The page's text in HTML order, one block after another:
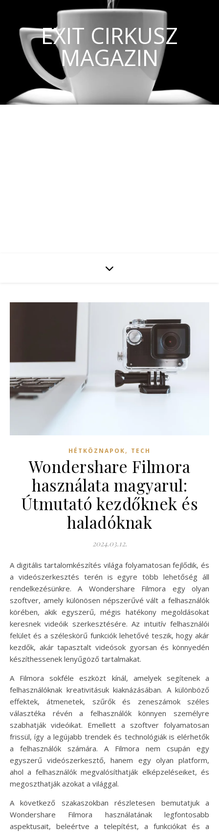
EXIT CIRKUSZ
MAGAZIN
HÉTKÖZNAPOK, TECH
Wondershare Filmora
használata magyarul:
Útmutató kezdőknek és
haladóknak
2024.03.12.
A digitális tartalomkészítés világa folyamatosan fejlődik, és
a videószerkesztés terén is egyre több lehetőség áll
rendelkezésünkre. A Wondershare Filmora egy olyan
szoftver, amely különösen népszerűvé vált a felhasználók
körében, akik egyszerű, mégis hatékony megoldásokat
keresnek videóik szerkesztésére. Az intuitív felhasználói
felület és a széleskörű funkciók lehetővé teszik, hogy akár
kezdők, akár tapasztalt videósok gyorsan és könnyedén
készíthessenek lenyűgöző tartalmakat.
A Filmora sokféle eszközt kínál, amelyek segítenek a
felhasználóknak kreativitásuk kiaknázásában. A különböző
effektek, átmenetek, szűrők és zeneszámok széles
választéka révén a felhasználók könnyen személyre
szabhatják videóikat. Emellett a szoftver folyamatosan
frissül, így a legújabb trendek és technológiák is elérhetők
a felhasználók számára. A Filmora nem csupán egy
egyszerű videószerkesztő, hanem egy olyan platform,
ahol a felhasználók megvalósíthatják elképzeléseiket, és
megoszthatják azokat a világgal.
A következő szakaszokban részletesen bemutatjuk a
Wondershare Filmora használatának legfontosabb
aspektusait, beleértve a telepítést, a funkciókat és a